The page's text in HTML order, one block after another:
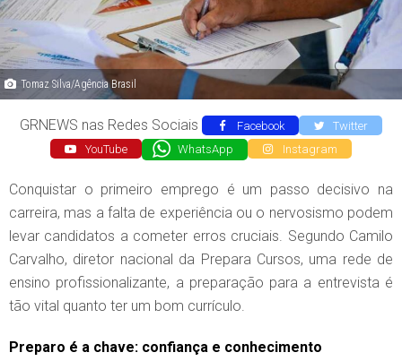
Tomaz Silva/Agência Brasil
GRNEWS nas Redes Sociais Facebook
Twitter
YouTube
WhatsApp Instagram
Conquistar o primeiro emprego é um passo decisivo na
carreira, mas a falta de experiência ou o nervosismo podem
levar candidatos a cometer erros cruciais. Segundo Camilo
Carvalho, diretor nacional da Prepara Cursos, uma rede de
ensino profissionalizante, a preparação para a entrevista é
tão vital quanto ter um bom currículo.
Preparo é a chave: confiança e conhecimento